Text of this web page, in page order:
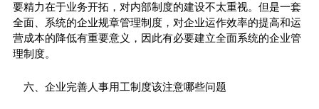
要精力在于业务开拓，对内部制度的建设不太重视。但是一套
全面、系统的企业规章管理制度，对企业运作效率的提高和运
营成本的降低有重要意义，因此有必要建立全面系统的企业管
理制度。
六、企业完善人事用工制度该注意哪些问题